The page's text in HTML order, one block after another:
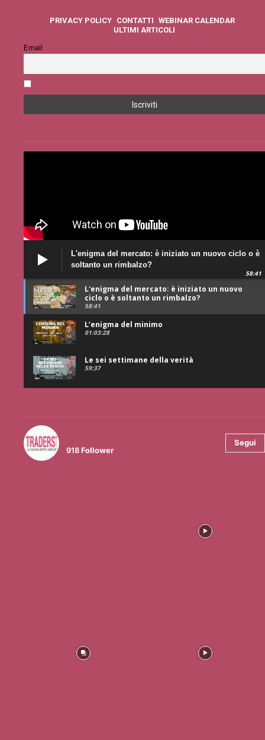
PRIVACY POLICY CONTATTI WEBINAR CALENDAR
ULTIMI ARTICOLI
Email
L'enigma del mercato: è iniziato un nuovo ciclo o è
soltanto un rimbalzo?
58:41
L'enigma del mercato: è iniziato un nuovo
ciclo o è soltanto un rimbalzo?
58:41
L’enigma del minimo
01:03:28
Le sei settimane della verità
59:37
918Follower
Segui